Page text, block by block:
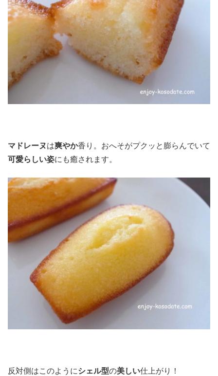
マドレーヌは爽やか香り。おへそがプクッと膨らんでいて
可愛らしい姿にも癒されます。
反対側はこのようにシェル型の美しい仕上がり！